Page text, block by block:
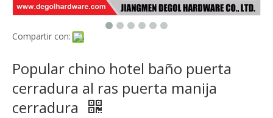
Compartir con:
Popular chino hotel baño puerta
cerradura al ras puerta manija
cerradura